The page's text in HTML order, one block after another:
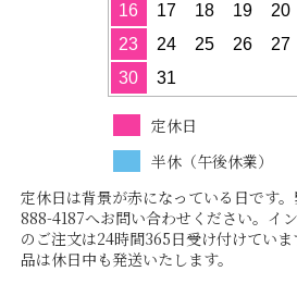
16 17 18 19 20
23
24 25 26 27
30
31
定休日
半休（午後休業）
定休日は背景が赤になっている日です
888-4187へお問い合わせください。イ
のご注文は24時間365日受け付けてい
品は休日中も発送いたします。